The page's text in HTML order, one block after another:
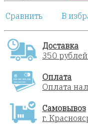
Сравнить В
Доставка
350
Оплата
Оплата
Самовывоз
г.